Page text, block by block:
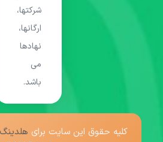
شرکتها،
ارگانها،
نهادها
می
باشد.
کلیه حقوق این سایت برای